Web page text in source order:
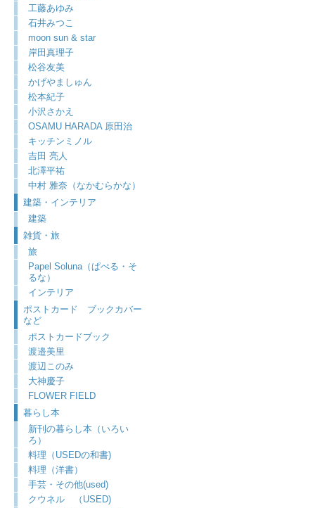
工藤あゆみ
石井みつこ
moon sun & star
岸田真理子
松谷友美
かげやましゅん
松本紀子
小沢さかえ
OSAMU HARADA 原田治
キッチンミノル
吉田 亮人
北澤平祐
中村 雅奈（なかむらかな）
建築・インテリア
建築
雑貨・旅
旅
Papel Soluna（ぱぺる・そ
るな）
インテリア
ポストカード ブックカバー
など
ポストカードブック
渡邉美里
渡辺このみ
大神慶子
FLOWER FIELD
暮らし本
新刊の暮らし本（いろい
ろ）
料理（USEDの和書)
料理（洋書）
手芸・その他(used)
クウネル （USED)